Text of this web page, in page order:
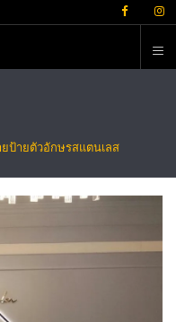
ยป้ายตัวอักษรสแตนเลส